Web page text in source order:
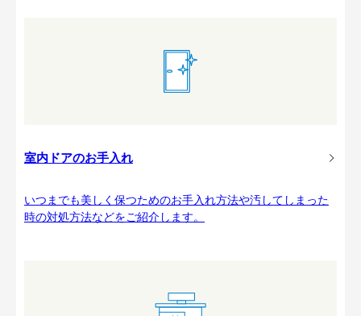
室内ドアのお手入れ
いつまでも美しく保つためのお手入れ方法や汚してしまった
時の対処方法などをご紹介します。